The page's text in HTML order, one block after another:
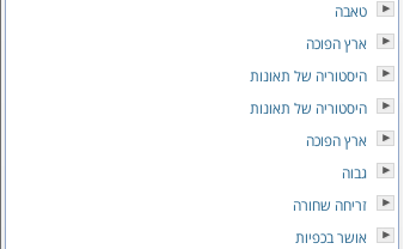
טאבה
ארץ הפוכה
היסטוריה של תאונות
היסטוריה של תאונות
ארץ הפוכה
גבוה
זריחה שחורה
אושר בכפיות